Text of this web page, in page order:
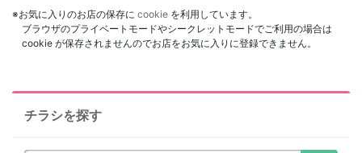
※お気に入りのお店の保存に cookie を利用しています。
ブラウザのプライベートモードやシークレットモードでご利用の場合は
cookie が保存されませんのでお店をお気に入りに登録できません。
チラシを探す